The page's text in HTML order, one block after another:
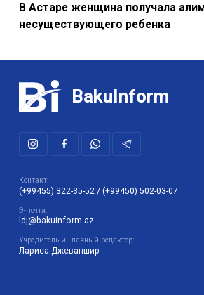
В Астаре женщина получала
несуществующего ребенка
BakuInform
Контакт:
(+99455) 322-35-52 / (+99450) 502-03-07
Э-почта:
ldj@bakuinform.az
Учредитель и Главный редактор:
Лариса Джеваншир